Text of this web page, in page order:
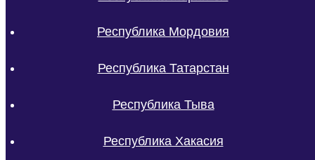
Республика Мордовия
Республика Татарстан
Республика Тыва
Республика Хакасия